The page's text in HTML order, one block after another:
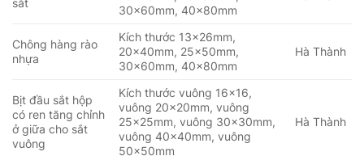
sắt
30x60mm, 40x80mm
Chông hàng rào
nhựa
Kích thước 13x26mm,
20x40mm, 25x50mm,
30x60mm, 40x80mm
Hà Thành
Bịt đầu sắt hộp
có ren tăng chỉnh
ở giữa cho sắt
vuông
Kích thước vuông 16×16,
vuông 20x20mm, vuông
25x25mm, vuông 30x30mm,
vuông 40x40mm, vuông
50x50mm
Hà Thành